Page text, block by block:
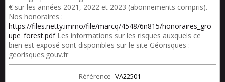
€ sur les années 2021, 2022 et 2023 (abonnements compris).
Nos honoraires :
https://files.netty.immo/file/marcq/4548/6n815/honoraires_gro
upe_forest.pdfLes informations sur les risques auxquels ce
bien est exposé sont disponibles sur le site Géorisques :
georisques.gouv.fr
Référence VA22501